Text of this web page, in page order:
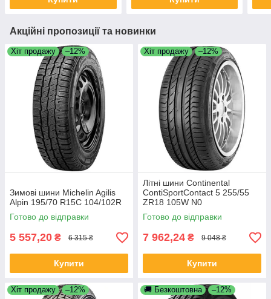
Акційні пропозиції та новинки
Хіт продажу –12%
Зимові шини Michelin Agilis
Alpin 195/70 R15C 104/102R
Готово до відправки
5 557,20 ₴ 6 315 ₴
Купити
Хіт продажу –12%
Літні шини Continental
ContiSportContact 5 255/55
ZR18 105W N0
Готово до відправки
7 962,24 ₴ 9 048 ₴
Купити
Хіт продажу –12% 🚚 Безкоштовна –12%